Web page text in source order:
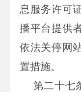
息服务许可
播平台提供
依法关停网
置措施。
第二十七